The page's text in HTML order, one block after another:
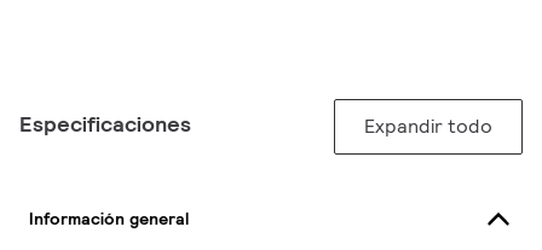
Especificaciones Expandir todo
Información general